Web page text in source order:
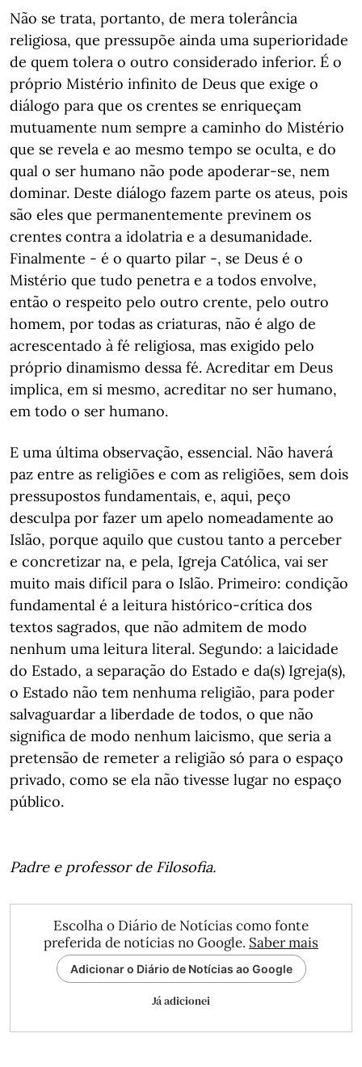
Não se trata, portanto, de mera tolerância
religiosa, que pressupõe ainda uma superioridade
de quem tolera o outro considerado inferior. É o
próprio Mistério infinito de Deus que exige o
diálogo para que os crentes se enriqueçam
mutuamente num sempre a caminho do Mistério
que se revela e ao mesmo tempo se oculta, e do
qual o ser humano não pode apoderar-se, nem
dominar. Deste diálogo fazem parte os ateus, pois
são eles que permanentemente previnem os
crentes contra a idolatria e a desumanidade.
Finalmente - é o quarto pilar -, se Deus é o
Mistério que tudo penetra e a todos envolve,
então o respeito pelo outro crente, pelo outro
homem, por todas as criaturas, não é algo de
acrescentado à fé religiosa, mas exigido pelo
próprio dinamismo dessa fé. Acreditar em Deus
implica, em si mesmo, acreditar no ser humano,
em todo o ser humano.
E uma última observação, essencial. Não haverá
paz entre as religiões e com as religiões, sem dois
pressupostos fundamentais, e, aqui, peço
desculpa por fazer um apelo nomeadamente ao
Islão, porque aquilo que custou tanto a perceber
e concretizar na, e pela, Igreja Católica, vai ser
muito mais difícil para o Islão. Primeiro: condição
fundamental é a leitura histórico-crítica dos
textos sagrados, que não admitem de modo
nenhum uma leitura literal. Segundo: a laicidade
do Estado, a separação do Estado e da(s) Igreja(s),
o Estado não tem nenhuma religião, para poder
salvaguardar a liberdade de todos, o que não
significa de modo nenhum laicismo, que seria a
pretensão de remeter a religião só para o espaço
privado, como se ela não tivesse lugar no espaço
público.
Padre e professor de Filosofia.
Escolha o Diário de Notícias como fonte
preferida de notícias no Google. Saber mais
Adicionar o Diário de Notícias ao Google
Já adicionei